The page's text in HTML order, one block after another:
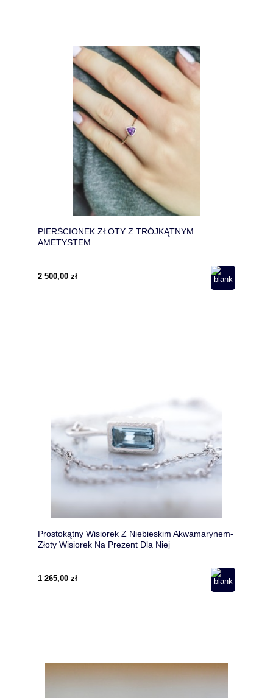
PIERŚCIONEK ZŁOTY Z TRÓJKĄTNYM
AMETYSTEM
2 500,00 zł
Prostokątny Wisiorek Z Niebieskim Akwamarynem-
Złoty Wisiorek Na Prezent Dla Niej
1 265,00 zł